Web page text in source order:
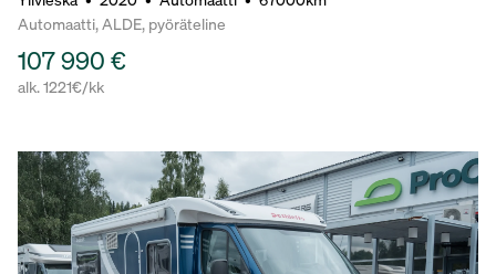
Automaatti, ALDE, pyöräteline
107 990 €
alk. 1221€/kk